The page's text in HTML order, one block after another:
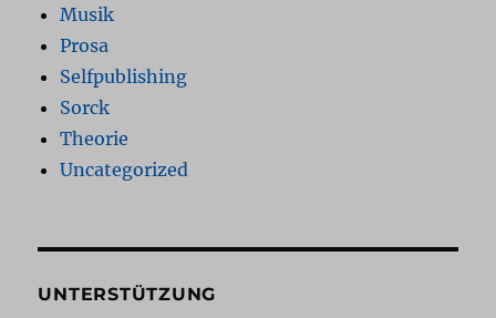
Musik
Prosa
Selfpublishing
Sorck
Theorie
Uncategorized
UNTERSTÜTZUNG